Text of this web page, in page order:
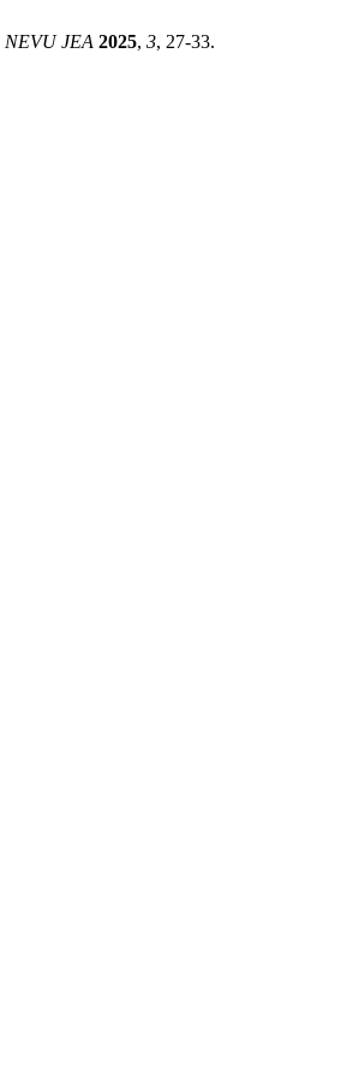
NEVU JEA 2025, 3, 27-33.